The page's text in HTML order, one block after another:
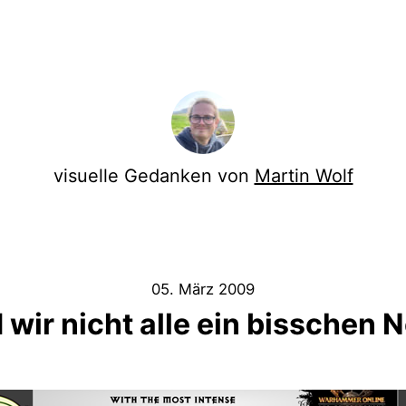
visuelle Gedanken von Martin Wolf
05. März 2009
wir nicht alle ein bisschen